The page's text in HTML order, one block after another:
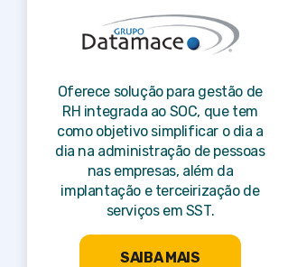
Oferece solução para gestão de
RH integrada ao SOC, que tem
como objetivo simplificar o dia a
dia na administração de pessoas
nas empresas, além da
implantação e terceirização de
serviços em SST.
SAIBA MAIS